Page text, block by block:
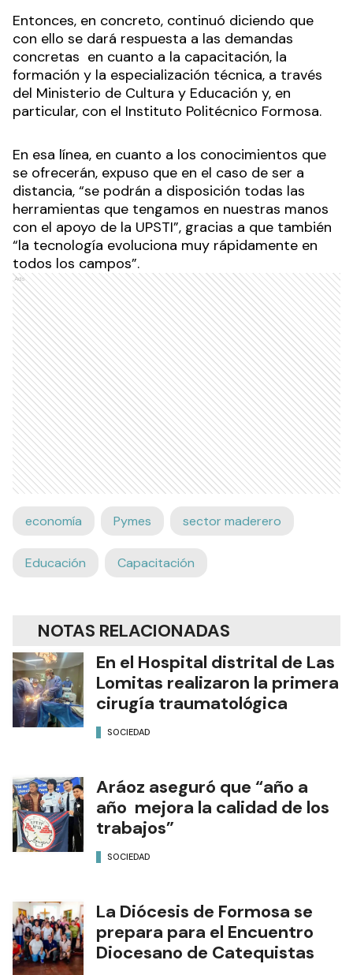
Entonces, en concreto, continuó diciendo que
con ello se dará respuesta a las demandas
concretas en cuanto a la capacitación, la
formación y la especialización técnica, a través
del Ministerio de Cultura y Educación y, en
particular, con el Instituto Politécnico Formosa.
En esa línea, en cuanto a los conocimientos que
se ofrecerán, expuso que en el caso de ser a
distancia, “se podrán a disposición todas las
herramientas que tengamos en nuestras manos
con el apoyo de la UPSTI”, gracias a que también
“la tecnología evoluciona muy rápidamente en
todos los campos”.
Ads
economía Pymes sector maderero
Educación Capacitación
NOTAS RELACIONADAS
En el Hospital distrital de Las
Lomitas realizaron la primera
cirugía traumatológica
SOCIEDAD
Aráoz aseguró que “año a
año mejora la calidad de los
trabajos”
SOCIEDAD
La Diócesis de Formosa se
prepara para el Encuentro
Diocesano de Catequistas